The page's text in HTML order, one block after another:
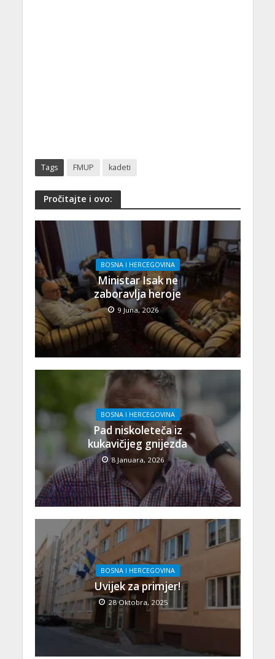
Tags FMUP kadeti
Pročitajte i ovo:
BOSNA I HERCEGOVINA
Ministar Isak ne
zaboravlja heroje
9 Juna, 2026
BOSNA I HERCEGOVINA
Pad niskoleteča iz
kukavičijeg gnijezda
8 Januara, 2026
BOSNA I HERCEGOVINA
Uvijek za primjer!
28 Oktobra, 2025